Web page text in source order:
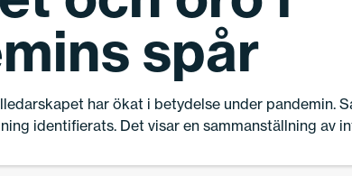
spår
har ökat i betydelse under pandemin.
identifierats. Det visar en sammanställning av